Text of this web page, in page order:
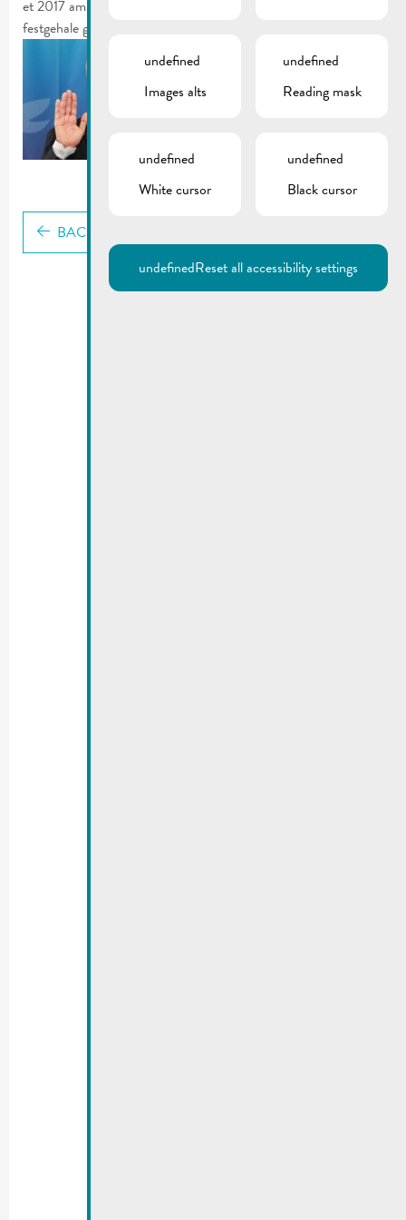
et 2017 am Koalitiounsaccord tëschent der DP an der CSV
festgehale gouf.
BACK
undefined
Images alts
undefined
Reading mask
undefined
White cursor
undefined
Black cursor
undefinedReset all accessibility settings